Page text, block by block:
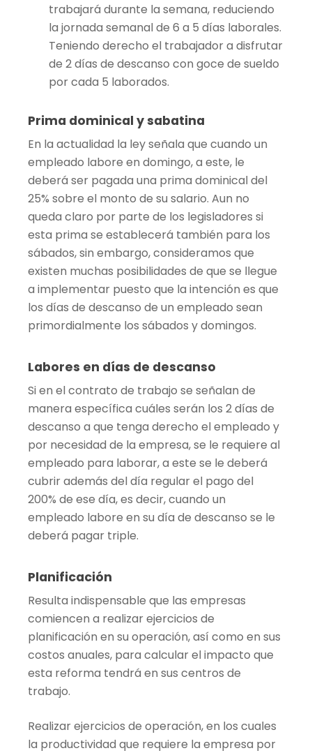
trabajará durante la semana, reduciendo
la jornada semanal de 6 a 5 días laborales.
Teniendo derecho el trabajador a disfrutar
de 2 días de descanso con goce de sueldo
por cada 5 laborados.
Prima dominical y sabatina
En la actualidad la ley señala que cuando un
empleado labore en domingo, a este, le
deberá ser pagada una prima dominical del
25% sobre el monto de su salario. Aun no
queda claro por parte de los legisladores si
esta prima se establecerá también para los
sábados, sin embargo, consideramos que
existen muchas posibilidades de que se llegue
a implementar puesto que la intención es que
los días de descanso de un empleado sean
primordialmente los sábados y domingos.
Labores en días de descanso
Si en el contrato de trabajo se señalan de
manera específica cuáles serán los 2 días de
descanso a que tenga derecho el empleado y
por necesidad de la empresa, se le requiere al
empleado para laborar, a este se le deberá
cubrir además del día regular el pago del
200% de ese día, es decir, cuando un
empleado labore en su día de descanso se le
deberá pagar triple.
Planificación
Resulta indispensable que las empresas
comiencen a realizar ejercicios de
planificación en su operación, así como en sus
costos anuales, para calcular el impacto que
esta reforma tendrá en sus centros de
trabajo.
Realizar ejercicios de operación, en los cuales
la productividad que requiere la empresa por